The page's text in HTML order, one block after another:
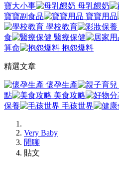
寶大小事
母乳餵奶
寶寶副食品
寶寶用品
學校教育
食
醫療保健
算命
抱怨爆料
精選文章
懷孕生產
點
美食攻略
保養
毛孩世界
Very Baby
閒聊
貼文